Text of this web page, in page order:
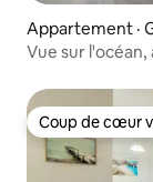
Appartement ·
Vue sur l'océan,
Coup de cœur
Coup de cœur